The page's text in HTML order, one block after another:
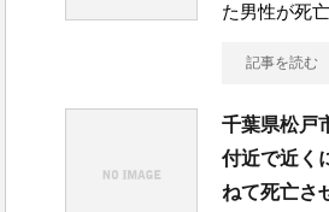
た男性が死
記事を読む
千葉県松戸
付近で近く
ねて死亡さ